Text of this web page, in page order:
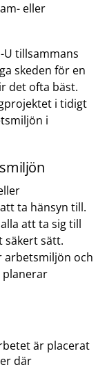
eller
U tillsammans
skeden för en
det ofta bäst.
i tidigt
i
ta hänsyn till.
att ta sig till
säkert sätt.
arbetsmiljön och
planerar
är placerat
där